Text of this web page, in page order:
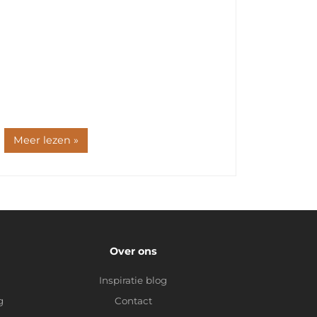
Meer lezen »
Over ons
Inspiratie blog
Contact